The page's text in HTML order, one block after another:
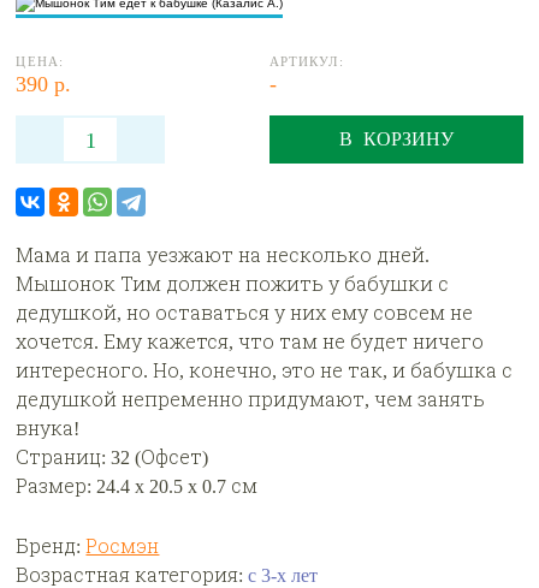
ЦЕНА:
390 р.
АРТИКУЛ:
-
В КОРЗИНУ
Мама и папа уезжают на несколько дней.
Мышонок Тим должен пожить у бабушки с
дедушкой, но оставаться у них ему совсем не
хочется. Ему кажется, что там не будет ничего
интересного. Но, конечно, это не так, и бабушка с
дедушкой непременно придумают, чем занять
внука!
Страниц: 32 (Офсет)
Размер: 24.4 x 20.5 x 0.7 см
Бренд:Росмэн
Возрастная категория:с 3-х лет